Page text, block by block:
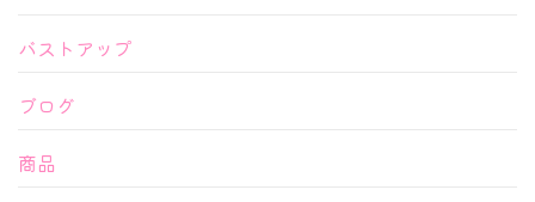
バストアップ
ブログ
商品